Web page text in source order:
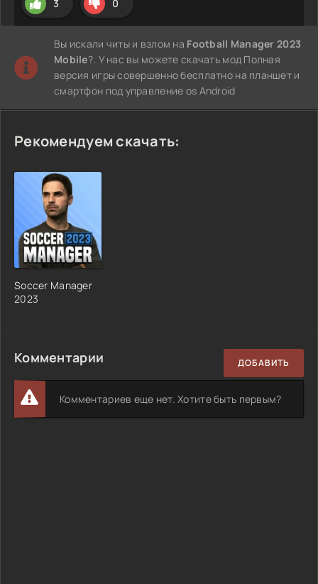
3 0
Вы искали читы и взлом на Football Manager 2023
Mobile?. У нас вы можете скачать мод Полная
версия игры совершенно бесплатно на планшет и
смартфон под управление os Android
Рекомендуем скачать:
Soccer Manager
2023
Комментарии ДОБАВИТЬ
Комментариев еще нет. Хотите быть первым?